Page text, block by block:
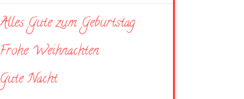
Alles Gute zum Geburtstag
Frohe Weihnachten
Gute Nacht